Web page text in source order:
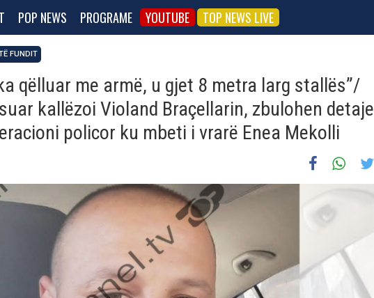
POP NEWS PROGRAME YOUTUBE TOP NEWS LIVE
FUNDIT
qëlluar me armë, u gjet 8 metra larg stallës”/
kallëzoi Violand Braçellarin, zbulohen detaje
policor ku mbeti i vrarë Enea Mekolli